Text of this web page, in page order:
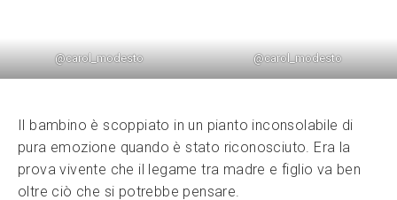
@carol_modesto @carol_modesto
Il bambino è scoppiato in un pianto inconsolabile di
pura emozione quando è stato riconosciuto. Era la
prova vivente che il legame tra madre e figlio va ben
oltre ciò che si potrebbe pensare.